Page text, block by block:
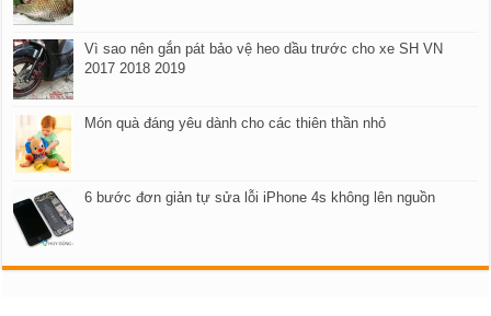
Vì sao nên gắn pát bảo vệ heo dầu trước cho xe SH VN
2017 2018 2019
Món quà đáng yêu dành cho các thiên thần nhỏ
6 bước đơn giản tự sửa lỗi iPhone 4s không lên nguồn